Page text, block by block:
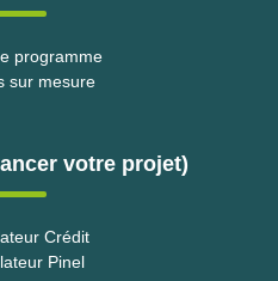
programme
sur mesure
votre projet)
Crédit
Pinel